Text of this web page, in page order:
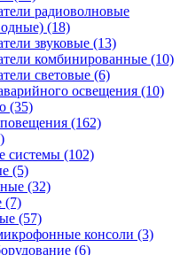
радиоволновые
(18)
звуковые (13)
комбинированные (10)
световые (6)
освещения (10)
(35)
(162)
системы (102)
(5)
(32)
(7)
(57)
консоли (3)
(6)